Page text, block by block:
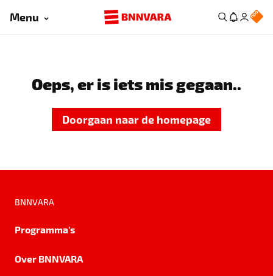
Menu
Oeps, er is iets mis gegaan..
Doorgaan naar de homepage
BNNVARA
Programma's
Over BNNVARA